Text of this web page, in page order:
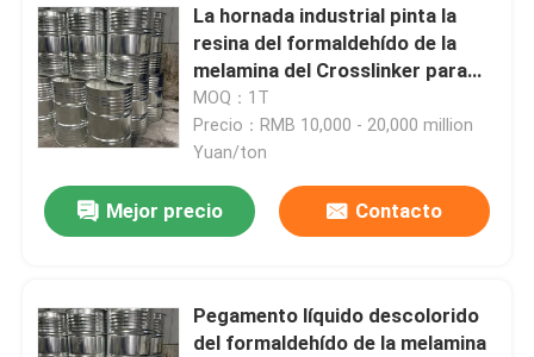
La hornada industrial pinta la
resina del formaldehído de la
melamina del Crosslinker para
los esmaltes
MOQ：1T
Precio：RMB 10,000 - 20,000 million
Yuan/ton
Mejor precio Contacto
Pegamento líquido descolorido
del formaldehído de la melamina